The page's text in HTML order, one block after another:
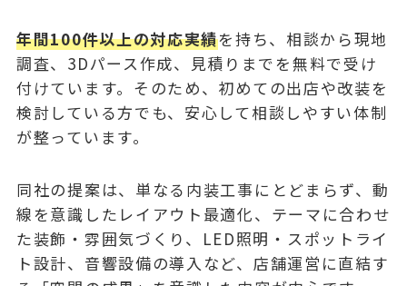
年間100件以上の対応実績を持ち、相談から現地
調査、3Dパース作成、見積りまでを無料で受け
付けています。そのため、初めての出店や改装を
検討している方でも、安心して相談しやすい体制
が整っています。
同社の提案は、単なる内装工事にとどまらず、動
線を意識したレイアウト最適化、テーマに合わせ
た装飾・雰囲気づくり、LED照明・スポットライ
ト設計、音響設備の導入など、店舗運営に直結す